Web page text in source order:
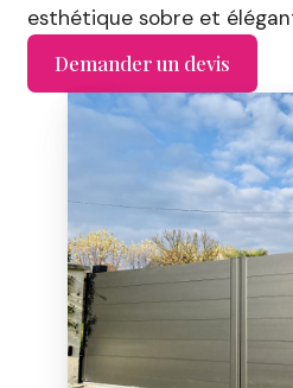
esthétique sobre et
Demander un devis